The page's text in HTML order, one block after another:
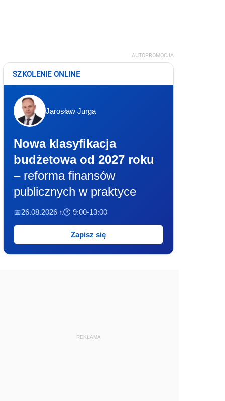
AUTOPROMOCJA
SZKOLENIE ONLINE
Jarosław Jurga
Nowa klasyfikacja
budżetowa od 2027 roku
– reforma finansów
publicznych w praktyce
📅26.08.2026 r.🕐 9:00-13:00
Zapisz się
REKLAMA